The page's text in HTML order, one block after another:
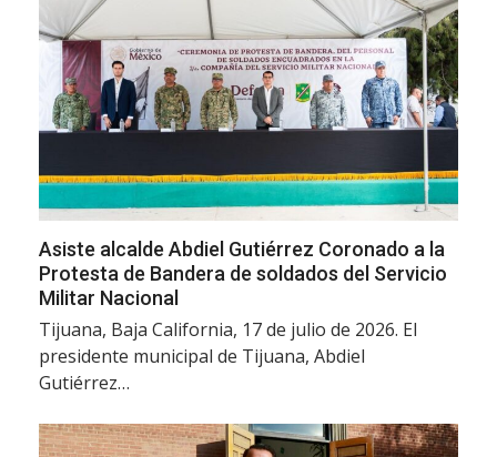
Asiste alcalde Abdiel Gutiérrez Coronado a la
Protesta de Bandera de soldados del Servicio
Militar Nacional
Tijuana, Baja California, 17 de julio de 2026. El
presidente municipal de Tijuana, Abdiel
Gutiérrez…